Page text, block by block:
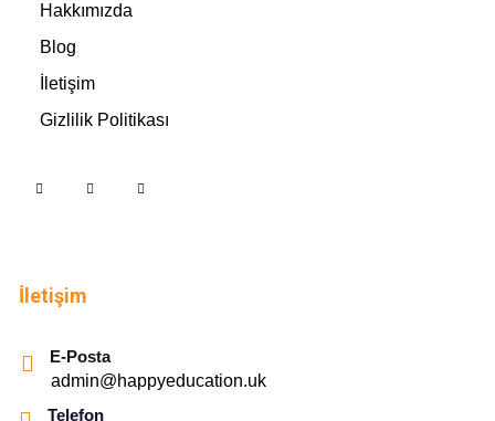
Hakkımızda
Blog
İletişim
Gizlilik Politikası
İletişim
E-Posta
admin@happyeducation.uk
Telefon